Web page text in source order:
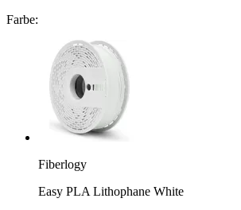
Farbe:
Fiberlogy
Easy PLA Lithophane White